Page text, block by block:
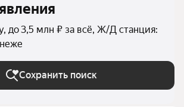
до 3,5 млн ₽ за всё, Ж/Д станция:
Сохранить поиск